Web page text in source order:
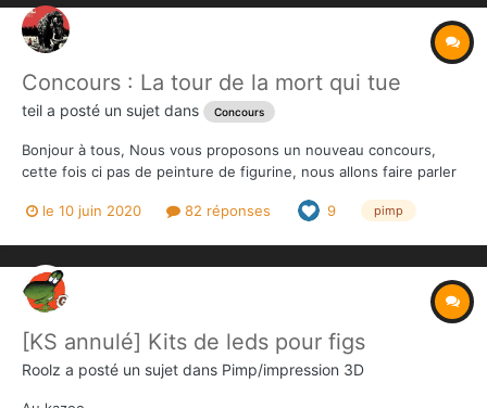
Concours : La tour de la mort qui tue
teil a posté un sujet dans Concours
Bonjour à tous, Nous vous proposons un nouveau concours,
cette fois ci pas de peinture de figurine, nous allons faire parler
construction d'une tour à dés. Tous les supports sont autorisés,
le 10 juin 2020 82 réponses 9 pimp
[KS annulé] Kits de leds pour figs
Roolz a posté un sujet dans Pimp/impression 3D